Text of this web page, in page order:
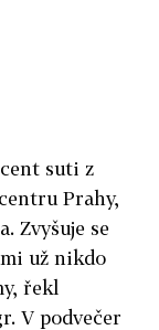
suti z
Prahy,
Zvyšuje se
už nikdo
řekl
V podvečer